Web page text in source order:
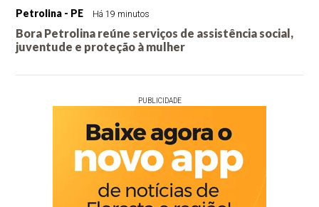
Petrolina - PE Há 19 minutos
Bora Petrolina reúne serviços de assistência social,
juventude e proteção à mulher
PUBLICIDADE